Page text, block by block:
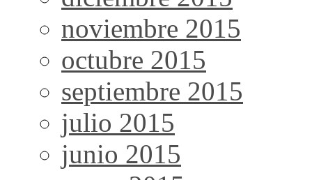
noviembre 2015
octubre 2015
septiembre 2015
julio 2015
junio 2015